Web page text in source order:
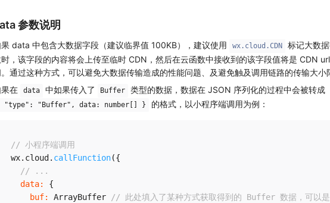
参数说明
data 中包含大数据字段（建议临界值 100KB），建议使用 wx.cloud.CDN
标记大数
，该字段的内容将会上传至临时 CDN，然后在云函数中接收到的该字段值将是 CDN
通过这种方式，可以避免大数据传输造成的性能问题、及避免触及调用链路的传输大小
在
data 中如果传入了 Buffer 类型的数据，数据在 JSON 序列化的过程中会被转成
"type": "Buffer", data: number[] } 的格式，以小程序端调用为例：
// 小程序端调用
wx. cloud . callFunction({
// ...
data:
{
buf: ArrayBuffer
// 此处填入了某种方式获取得到的 Buffer 数据，可以